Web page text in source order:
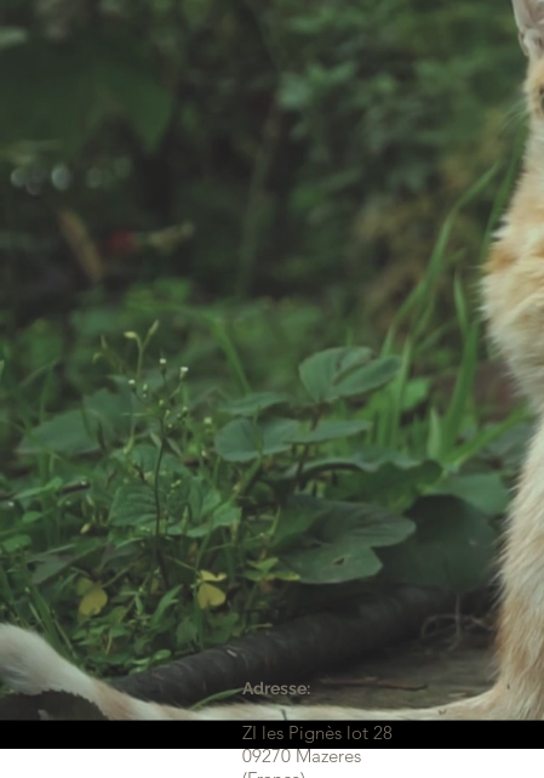
Adresse:
ZI les Pignès lot 28
09270 Mazeres